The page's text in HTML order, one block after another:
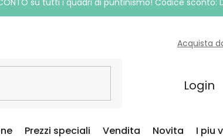
su tutti i quadri di puntinismo! Codice sconto:
Acquista
Login
Prezzi speciali Vendita Novita I piu